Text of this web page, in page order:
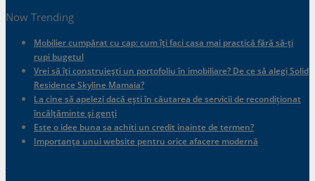
Now Trending
Mobilier cumpărat cu cap: cum îți faci casa mai practică fără să-ți
rupi bugetul
Vrei să îți construiești un portofoliu în imobiliare? De ce să alegi Solid
Residence Skyline Mamaia?
La cine să apelezi dacă ești în căutarea de servicii de recondiționat
încălțăminte și genți
Este o idee buna sa achiti un credit inainte de termen?
Importanța unui website pentru orice afacere modernă
.